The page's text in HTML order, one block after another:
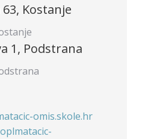
Kostanje
1, Podstrana
omis.skole.hr